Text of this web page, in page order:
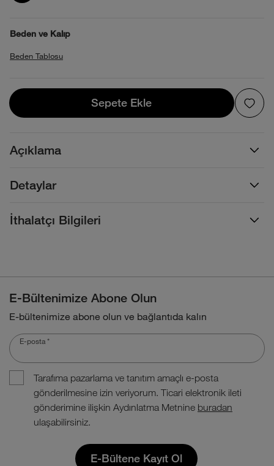
Beden ve Kalıp
Beden Tablosu
Sepete Ekle
Sepete Ekle
Açıklama
Detaylar
İthalatçı Bilgileri
E-Bültenimize Abone Olun
E-bültenimize abone olun ve bağlantıda kalın
E-posta *
Tarafıma pazarlama ve tanıtım amaçlı e-posta
gönderilmesine izin veriyorum. Ticari elektronik ileti
gönderimine ilişkin Aydınlatma Metnine buradan
ulaşabilirsiniz.
E-Bültene Kayıt Ol